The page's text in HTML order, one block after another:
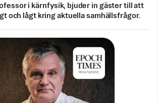
i kärnfysik, bjuder in gäster till att
och lågt kring aktuella samhällsfrågor.